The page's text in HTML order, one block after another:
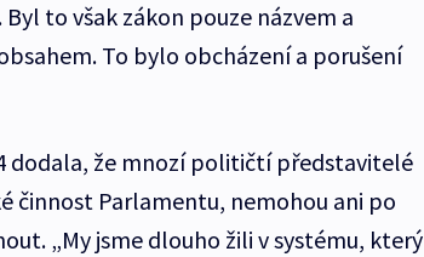
to však zákon pouze názvem a
To bylo obcházení a porušení
dodala, že mnozí političtí představitelé
činnost Parlamentu, nemohou ani po
„My jsme dlouho žili v systému, který